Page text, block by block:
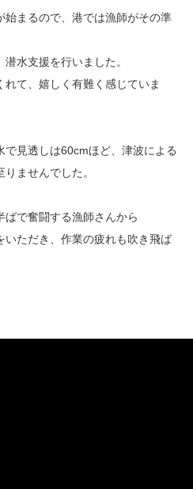
始まるので、港では漁師がその準
水支援を行いました。
て、嬉しく有難く感じていま
見透しは60cmほど、津波による
ませんでした。
で奮闘する漁師さんから
いただき、作業の疲れも吹き飛ば